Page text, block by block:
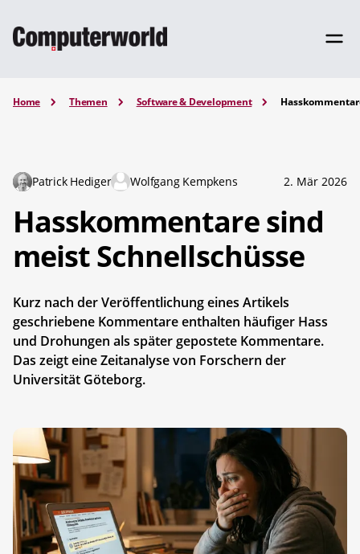
Home Themen Software & Development
Patrick Hediger Wolfgang Kempkens 2. Mär 2026
Hasskommentare sind
meist Schnellschüsse
Kurz nach der Veröffentlichung eines Artikels
geschriebene Kommentare enthalten häufiger Hass
und Drohungen als später gepostete Kommentare.
Das zeigt eine Zeitanalyse von Forschern der
Universität Göteborg.